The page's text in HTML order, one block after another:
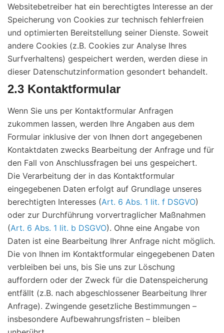
Websitebetreiber hat ein berechtigtes Interesse an der
Speicherung von Cookies zur technisch fehlerfreien
und optimierten Bereitstellung seiner Dienste. Soweit
andere Cookies (z.B. Cookies zur Analyse Ihres
Surfverhaltens) gespeichert werden, werden diese in
dieser Datenschutzinformation gesondert behandelt.
2.3 Kontaktformular
Wenn Sie uns per Kontaktformular Anfragen
zukommen lassen, werden Ihre Angaben aus dem
Formular inklusive der von Ihnen dort angegebenen
Kontaktdaten zwecks Bearbeitung der Anfrage und für
den Fall von Anschlussfragen bei uns gespeichert.
Die Verarbeitung der in das Kontaktformular
eingegebenen Daten erfolgt auf Grundlage unseres
berechtigten Interesses (Art. 6 Abs. 1 lit. f DSGVO)
oder zur Durchführung vorvertraglicher Maßnahmen
(Art. 6 Abs. 1 lit. b DSGVO). Ohne eine Angabe von
Daten ist eine Bearbeitung Ihrer Anfrage nicht möglich.
Die von Ihnen im Kontaktformular eingegebenen Daten
verbleiben bei uns, bis Sie uns zur Löschung
auffordern oder der Zweck für die Datenspeicherung
entfällt (z.B. nach abgeschlossener Bearbeitung Ihrer
Anfrage). Zwingende gesetzliche Bestimmungen –
insbesondere Aufbewahrungsfristen – bleiben